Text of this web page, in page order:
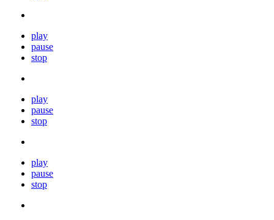
play
pause
stop
play
pause
stop
play
pause
stop